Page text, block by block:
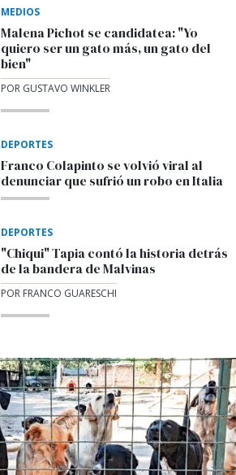
MEDIOS
Malena Pichot se candidatea: "Yo
quiero ser un gato más, un gato del
bien"
POR GUSTAVO WINKLER
DEPORTES
Franco Colapinto se volvió viral al
denunciar que sufrió un robo en Italia
DEPORTES
"Chiqui" Tapia contó la historia detrás
de la bandera de Malvinas
POR FRANCO GUARESCHI